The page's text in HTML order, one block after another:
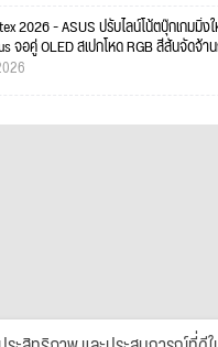
2026 - ASUS ปรับไลน์โน้ตบุ๊กเกมมิ่ง
จอคู่ OLED สเปกโหด RGB สีสันจัดจ้า